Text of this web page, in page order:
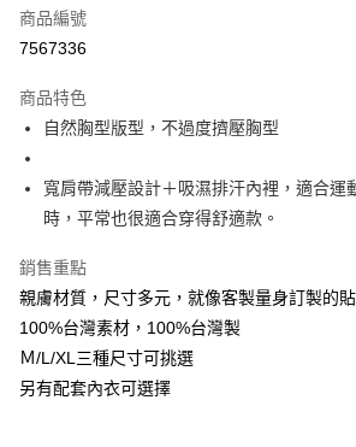
信用卡一次付款
Apple Pay
街口支付
悠遊付
Google Pay
AFTEE先享後付
相關說明
【關於「AFTEE先享後付」】
AFTEE先享後付是「在收到商品之後才付款」的支
便利好安心！
運送方式
商品編號
7567336
商品特色
自然胸型版型，不過度擠壓胸型
寬肩帶減壓設計＋吸濕排汗內裡，適合運
時，平常也很適合穿得舒適款。
銷售重點
親膚材質，尺寸多元，就像客製量身訂製的
100%台灣素材，100%台灣製
Ｍ/L/XL三種尺寸可挑選
另有配套內衣可選擇